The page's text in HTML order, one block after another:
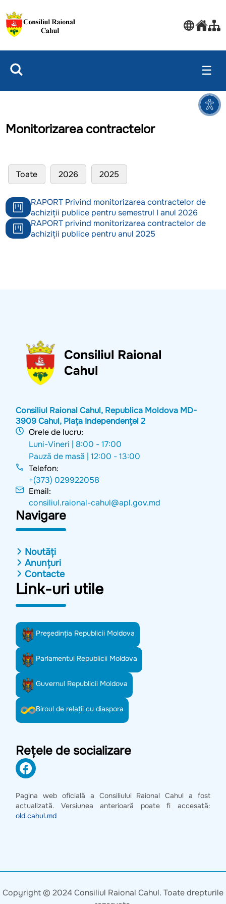
☰
Monitorizarea contractelor
Toate 2026 2025
RAPORT Privind monitorizarea contractelor de
achiziții publice pentru semestrul I anul 2026
RAPORT privind monitorizarea contractelor de
achiziții publice pentru anul 2025
Consiliul Raional Cahul, Republica Moldova MD-
3909 Cahul, Piața Independenței 2
Orele de lucru:
Luni-Vineri | 8:00 - 17:00
Pauză de masă |12:00 - 13:00
Telefon:
+(373) 029922058
Email:
consiliul.raional-cahul@apl.gov.md
Navigare
Noutăți
Anunțuri
Contacte
Link-uri utile
Preşedinţia Republicii Moldova
Parlamentul Republicii Moldova
Guvernul Republicii Moldova
Biroul de relații cu diaspora
Rețele de socializare
Pagina web oficială a Consiliului Raional Cahul a fost
actualizată. Versiunea anterioară poate fi accesată:
old.cahul.md
Copyright © 2024 Consiliul Raional Cahul. Toate drepturile